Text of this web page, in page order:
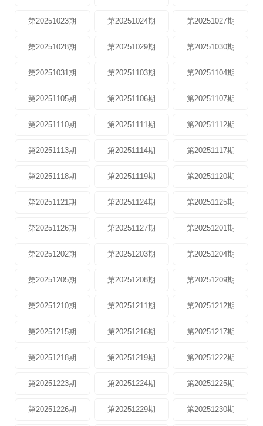
第20251023期 第20251024期 第20251027期
第20251028期 第20251029期 第20251030期
第20251031期 第20251103期 第20251104期
第20251105期 第20251106期 第20251107期
第20251110期 第20251111期 第20251112期
第20251113期 第20251114期 第20251117期
第20251118期 第20251119期 第20251120期
第20251121期 第20251124期 第20251125期
第20251126期 第20251127期 第20251201期
第20251202期 第20251203期 第20251204期
第20251205期 第20251208期 第20251209期
第20251210期 第20251211期 第20251212期
第20251215期 第20251216期 第20251217期
第20251218期 第20251219期 第20251222期
第20251223期 第20251224期 第20251225期
第20251226期 第20251229期 第20251230期